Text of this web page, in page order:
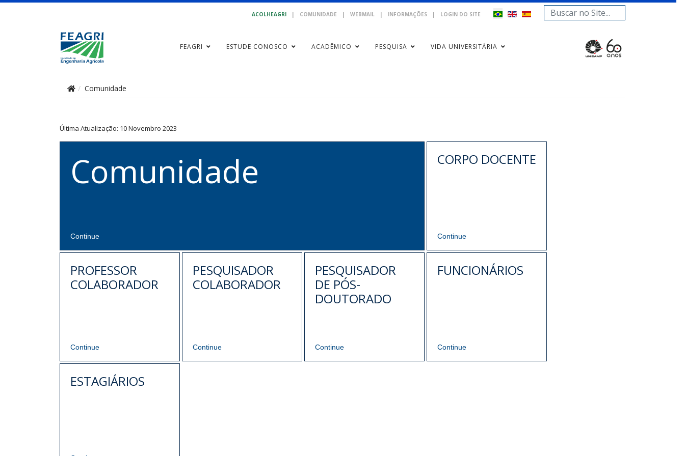
ACOLHEAGRI | COMUNIDADE | WEBMAIL | INFORMAÇÕES | LOGIN DO SITE Pesquisar...
FEAGRI ESTUDE CONOSCO ACADÊMICO PESQUISA VIDA UNIVERSITÁRIA
Comunidade
Última Atualização: 10 Novembro 2023
Comunidade
Continue
CORPO DOCENTE
Continue
PROFESSOR
COLABORADOR
Continue
PESQUISADOR
COLABORADOR
Continue
PESQUISADOR
DE PÓS-
DOUTORADO
Continue
FUNCIONÁRIOS
Continue
ESTAGIÁRIOS